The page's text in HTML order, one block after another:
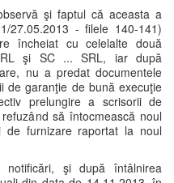
şi faptul că aceasta a
27.05.2013 - filele 140-141)
încheiat cu celelalte două
şi SC ... SRL, iar după
nu a predat documentele
de garanţie de bună execuţie
prelungire a scrisorii de
să întocmească noul
de furnizare raportat la noul
şi după întâlnirea